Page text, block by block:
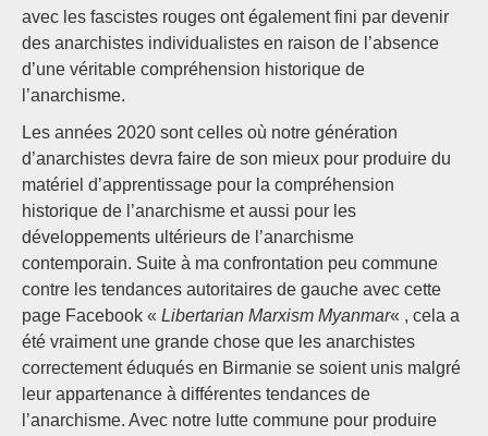
avec les fascistes rouges ont également fini par devenir
des anarchistes individualistes en raison de l’absence
d’une véritable compréhension historique de
l’anarchisme.
Les années 2020 sont celles où notre génération
d’anarchistes devra faire de son mieux pour produire du
matériel d’apprentissage pour la compréhension
historique de l’anarchisme et aussi pour les
développements ultérieurs de l’anarchisme
contemporain. Suite à ma confrontation peu commune
contre les tendances autoritaires de gauche avec cette
page Facebook « Libertarian Marxism Myanmar« , cela a
été vraiment une grande chose que les anarchistes
correctement éduqués en Birmanie se soient unis malgré
leur appartenance à différentes tendances de
l’anarchisme. Avec notre lutte commune pour produire